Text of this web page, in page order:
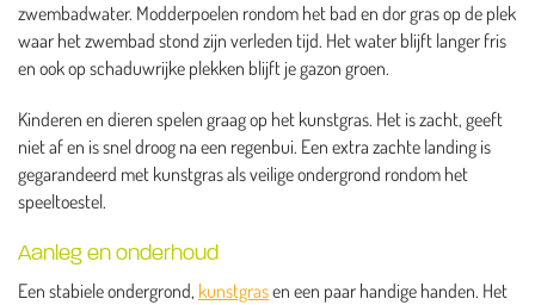
zwembadwater. Modderpoelen rondom het bad en dor gras op de plek
waar het zwembad stond zijn verleden tijd. Het water blijft langer fris
en ook op schaduwrijke plekken blijft je gazon groen.
Kinderen en dieren spelen graag op het kunstgras. Het is zacht, geeft
niet af en is snel droog na een regenbui. Een extra zachte landing is
gegarandeerd met kunstgras als veilige ondergrond rondom het
speeltoestel.
Aanleg en onderhoud
Een stabiele ondergrond, kunstgrasen een paar handige handen. Het